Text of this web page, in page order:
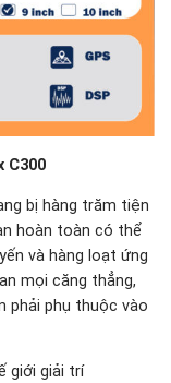
C300
bị hàng trăm tiện
hoàn toàn có thể
và hàng loạt ứng
mọi căng thẳng,
phải phụ thuộc vào
giới giải trí